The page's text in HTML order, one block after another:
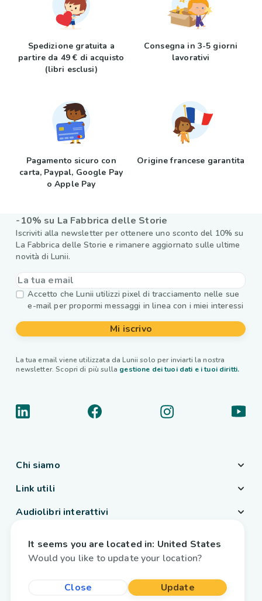
Spedizione gratuita a
partire da 49 € di acquisto
(libri esclusi)
Consegna in 3-5 giorni
lavorativi
Pagamento sicuro con
carta, Paypal, Google Pay
o Apple Pay
Origine francese garantita
-10% su La Fabbrica delle Storie
Iscriviti alla newsletter per ottenere uno sconto del 10% su
La Fabbrica delle Storie e rimanere aggiornato sulle ultime
novità di Lunii.
Accetto che Lunii utilizzi pixel di tracciamento nelle sue
e-mail per propormi messaggi in linea con i miei interessi
Mi iscrivo
La tua email viene utilizzata da Lunii solo per inviarti la nostra
newsletter. Scopri di più sulla gestione dei tuoi dati e i tuoi diritti.
Chi siamo
Link utili
Audiolibri interattivi
Italia / Italiano
It seems you are located in: United States
Would you like to update your location?
Close Update